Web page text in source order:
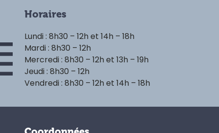
Horaires
Lundi : 8h30 – 12h et 14h – 18h
Mardi : 8h30 – 12h
Mercredi : 8h30 – 12h et 13h – 19h
Jeudi : 8h30 – 12h
Vendredi : 8h30 – 12h et 14h – 18h